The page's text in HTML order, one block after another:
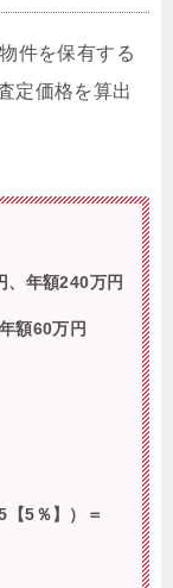
件を保有する
定価格を算出
、年額240万円
額60万円
【5％】）＝